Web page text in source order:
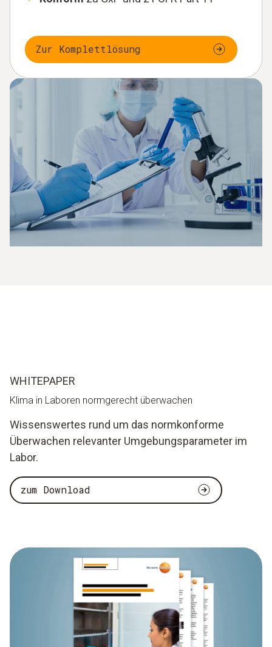
Zur Komplettlösung
WHITEPAPER
Klima in Laboren normgerecht überwachen
Wissenswertes rund um das normkonforme
Überwachen relevanter Umgebungsparameter im
Labor.
zum Download